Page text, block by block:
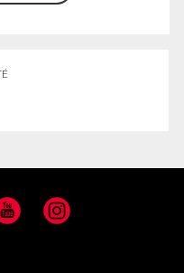
Instagram